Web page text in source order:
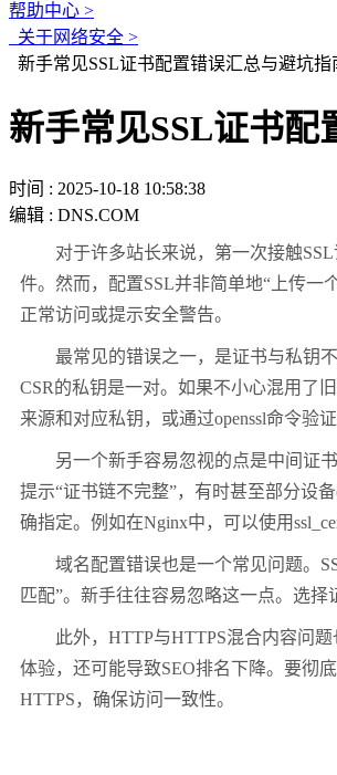
帮助中心 >
关于网络安全 >
新手常见SSL证书配置错误汇总与避坑指
新手常见SSL证书配
时间 : 2025-10-18 10:58:38
编辑 : DNS.COM
对于许多站长来说，第一次接触SSL
件。然而，配置SSL并非简单地“上传一
正常访问或提示安全警告。
最常见的错误之一，是证书与私钥不
CSR的私钥是一对。如果不小心混用了
来源和对应私钥，或通过openssl命令验
另一个新手容易忽视的点是中间证书
提示“证书链不完整”，有时甚至部分设
确指定。例如在Nginx中，可以使用
域名配置错误也是一个常见问题。
匹配”。新手往往容易忽略这一点。选择
此外，HTTP与HTTPS混合内容问题
体验，还可能导致SEO排名下降。要彻
HTTPS，确保访问一致性。